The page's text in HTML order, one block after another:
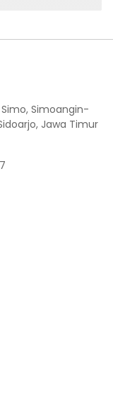
Simo, Simoangin-
Jawa Timur